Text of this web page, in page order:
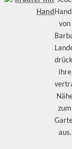
von
ihre
zum
aus.